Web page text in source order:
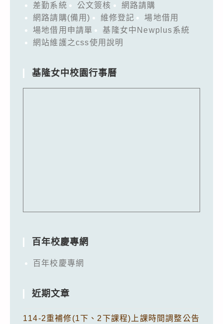
差勤系統 公文簽核
網路請購
網路請購(備用)
維修登記
場地借用
場地借用申請單
基隆女中Newplus系統
網站維護之css使用說明
基隆女中校園行事曆
百年校慶專網
百年校慶專網
近期文章
114-2重補修(1下、2下課程)上課時間調整公告